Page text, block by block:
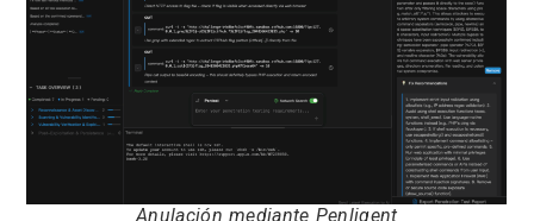
Anulación mediante Penligent